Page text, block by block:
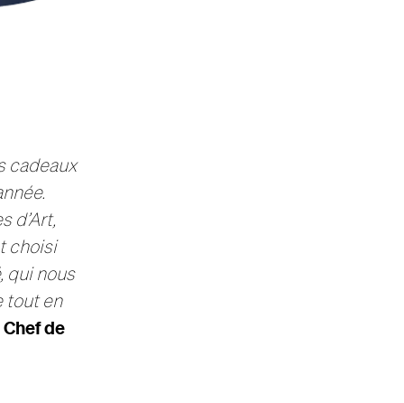
cadeaux
d’Art,
choisi
qui nous
tout en
de